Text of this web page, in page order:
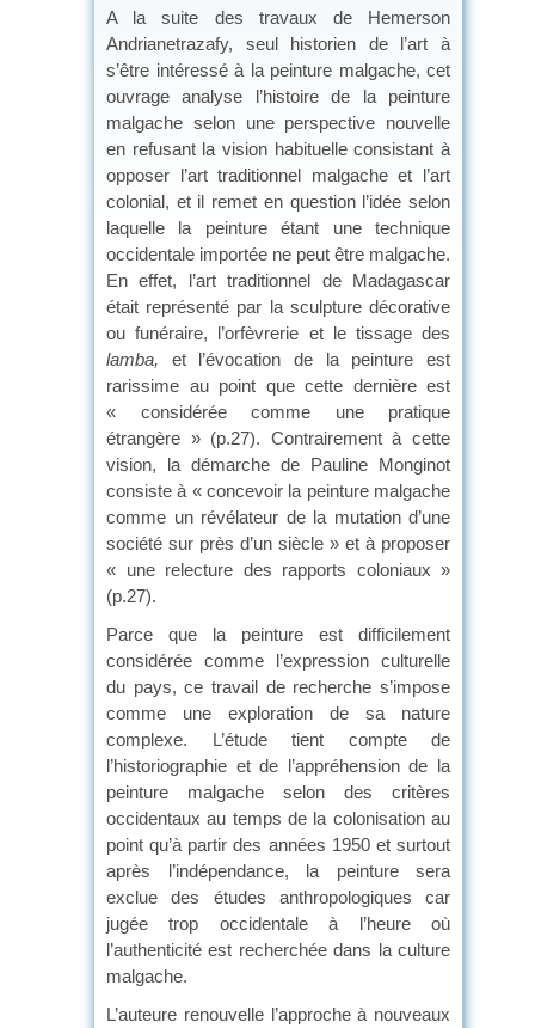
A la suite des travaux de Hemerson
Andrianetrazafy, seul historien de l’art à
s’être intéressé à la peinture malgache, cet
ouvrage analyse l’histoire de la peinture
malgache selon une perspective nouvelle
en refusant la vision habituelle consistant à
opposer l’art traditionnel malgache et l’art
colonial, et il remet en question l’idée selon
laquelle la peinture étant une technique
occidentale importée ne peut être malgache.
En effet, l’art traditionnel de Madagascar
était représenté par la sculpture décorative
ou funéraire, l’orfèvrerie et le tissage des
lamba, et l’évocation de la peinture est
rarissime au point que cette dernière est
« considérée comme une pratique
étrangère » (p.27). Contrairement à cette
vision, la démarche de Pauline Monginot
consiste à « concevoir la peinture malgache
comme un révélateur de la mutation d’une
société sur près d’un siècle » et à proposer
« une relecture des rapports coloniaux »
(p.27).
Parce que la peinture est difficilement
considérée comme l’expression culturelle
du pays, ce travail de recherche s’impose
comme une exploration de sa nature
complexe. L’étude tient compte de
l’historiographie et de l’appréhension de la
peinture malgache selon des critères
occidentaux au temps de la colonisation au
point qu’à partir des années 1950 et surtout
après l’indépendance, la peinture sera
exclue des études anthropologiques car
jugée trop occidentale à l’heure où
l’authenticité est recherchée dans la culture
malgache.
L’auteure renouvelle l’approche à nouveaux